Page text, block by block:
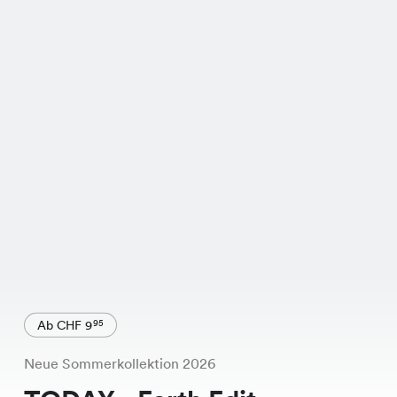
Ab CHF 995
Neue Sommerkollektion 2026